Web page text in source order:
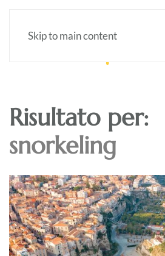
Skip to main content
Risultato per:
snorkeling